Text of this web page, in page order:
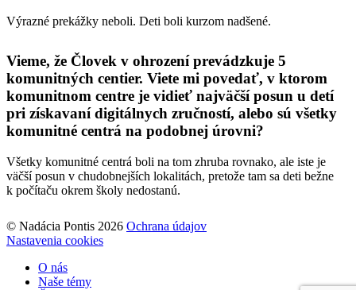
Výrazné prekážky neboli. Deti boli kurzom nadšené.
Vieme, že Človek v ohrození prevádzkuje 5
komunitných centier. Viete mi povedať, v ktorom
komunitnom centre je vidieť najväčší posun u detí
pri získavaní digitálnych zručností, alebo sú všetky
komunitné centrá na podobnej úrovni?
Všetky komunitné centrá boli na tom zhruba rovnako, ale iste je
väčší posun v chudobnejších lokalitách, pretože tam sa deti bežne
k počítaču okrem školy nedostanú.
© Nadácia Pontis 2026 Ochrana údajov
Nastavenia cookies
O nás
Naše témy